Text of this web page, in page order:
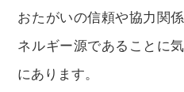
おたがいの信頼や協力関
ネルギー源であることに
にあります。